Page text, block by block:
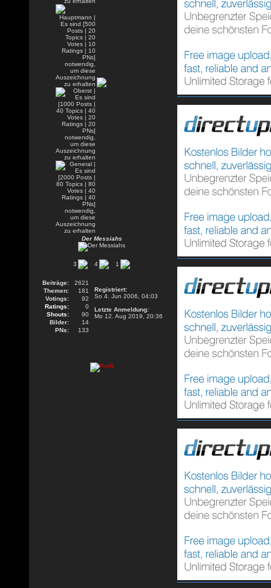
Der Messiahs
3 4 1
Beiträge:
2621
Themen:
181
Votings:
92
Ratings:
0
Shouts:
90
Bilder:
14
PNs:
133
Registriert:
So 4. Jun 2006, 04:03
Letzte Anmeldung:
Mo 12. Aug 2019, 20:36